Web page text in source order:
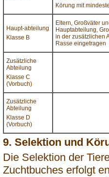
Körung mit
Haupt-abteilung
Klasse B
Eltern, Großväter
Hauptabteilung,
in der zusätzlichen
Rasse eingetragen
Zusätzliche
Abteilung
Klasse C
(Vorbuch)
Zusätzliche
Abteilung
Klasse D
(Vorbuch)
9. Selektion und
Die Selektion der
Zuchtbuches erfolgt